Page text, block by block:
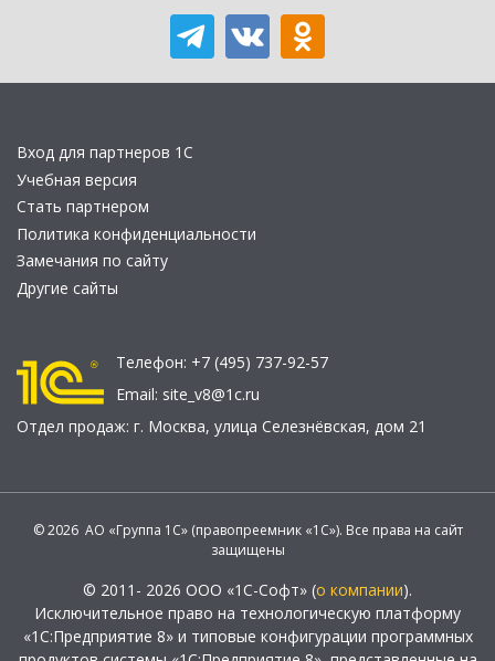
Вход для партнеров 1С
Учебная версия
Стать партнером
Политика конфиденциальности
Замечания по сайту
Другие сайты
Телефон: +7 (495) 737-92-57
Email: site_v8@1c.ru
Отдел продаж: г. Москва, улица Селезнёвская, дом 21
© 2026 АО «Группа 1С» (правопреемник «1С»). Все права на сайт
защищены
© 2011- 2026 ООО «1С-Софт» (о компании).
Исключительное право на технологическую платформу
«1С:Предприятие 8» и типовые конфигурации программных